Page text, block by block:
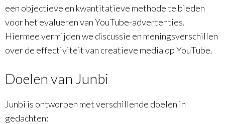
een objectieve en kwantitatieve methode te bieden
voor het evalueren van YouTube-advertenties.
Hiermee vermijden we discussie en meningsverschillen
over de effectiviteit van creatieve media op YouTube.
Doelen van Junbi
Junbi is ontworpen met verschillende doelen in
gedachten: